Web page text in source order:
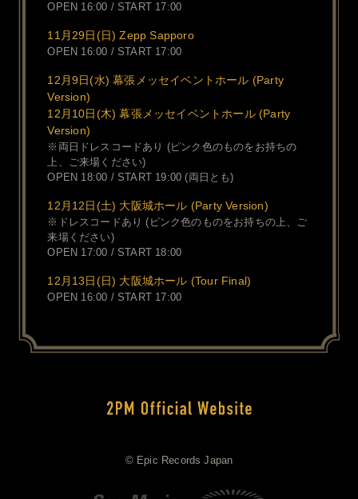
OPEN 16:00 / START 17:00
11月29日(日) Zepp Sapporo
OPEN 16:00 / START 17:00
12月9日(水) 幕張メッセイベントホール (Party
Version)
12月10日(木) 幕張メッセイベントホール (Party
Version)
※両日ドレスコードあり (ピンク色のものをお持ちの
上、ご来場ください)
OPEN 18:00 / START 19:00 (両日とも)
12月12日(土) 大阪城ホール (Party Version)
※ドレスコードあり (ピンク色のものをお持ちの上、ご
来場ください)
OPEN 17:00 / START 18:00
12月13日(日) 大阪城ホール (Tour Final)
OPEN 16:00 / START 17:00
© Epic Records Japan